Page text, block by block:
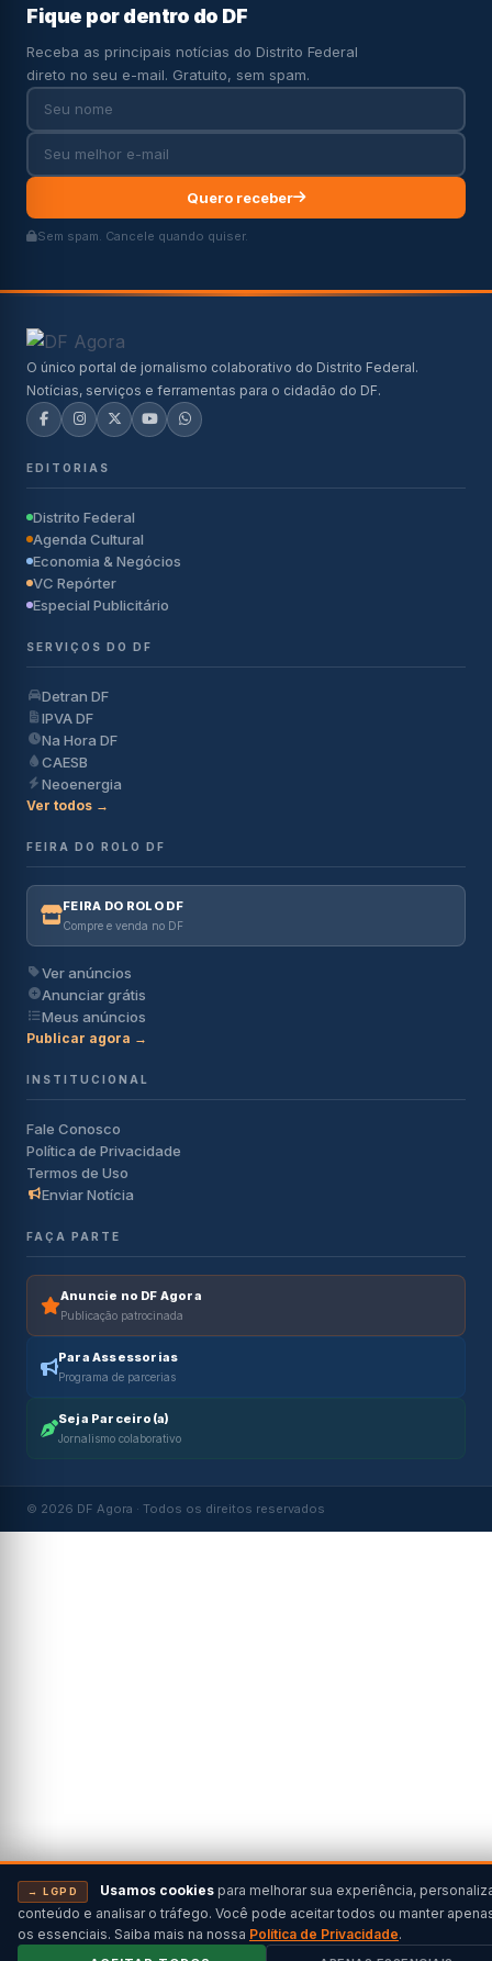
Fique por dentro do DF
Receba as principais notícias do Distrito Federal
direto no seu e-mail. Gratuito, sem spam.
Quero receber
Sem spam. Cancele quando quiser.
O único portal de jornalismo colaborativo do Distrito Federal.
Notícias, serviços e ferramentas para o cidadão do DF.
EDITORIAS
Distrito Federal
Agenda Cultural
Economia & Negócios
VC Repórter
Especial Publicitário
SERVIÇOS DO DF
Detran DF
IPVA DF
Na Hora DF
CAESB
Neoenergia
Ver todos →
FEIRA DO ROLO DF
FEIRA DO ROLO DF
Compre e venda no DF
Ver anúncios
Anunciar grátis
Meus anúncios
Publicar agora →
INSTITUCIONAL
Fale Conosco
Política de Privacidade
Termos de Uso
Enviar Notícia
FAÇA PARTE
Anuncie no DF Agora
Publicação patrocinada
Para Assessorias
Programa de parcerias
Seja Parceiro(a)
Jornalismo colaborativo
© 2026 DF Agora · Todos os direitos reservados
→ LGPD Usamos cookies para melhorar sua experiência,
conteúdo e analisar o tráfego. Você pode aceitar todos ou manter
os essenciais. Saiba mais na nossa Política de Privacidade.